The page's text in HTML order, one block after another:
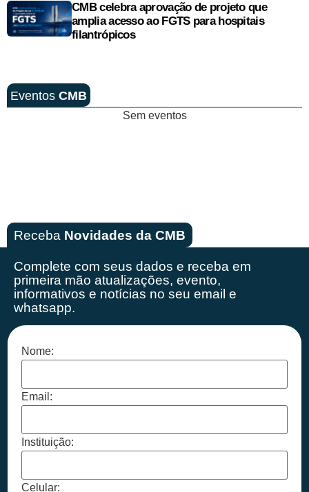
CMB celebra aprovação de projeto que
amplia acesso ao FGTS para hospitais
filantrópicos
Eventos CMB
Sem eventos
Receba Novidades da CMB
Complete com seus dados e receba em
primeira mão atualizações, evento,
informativos e notícias no seu email e
whatsapp.
Nome:
Email:
Instituição:
Celular: